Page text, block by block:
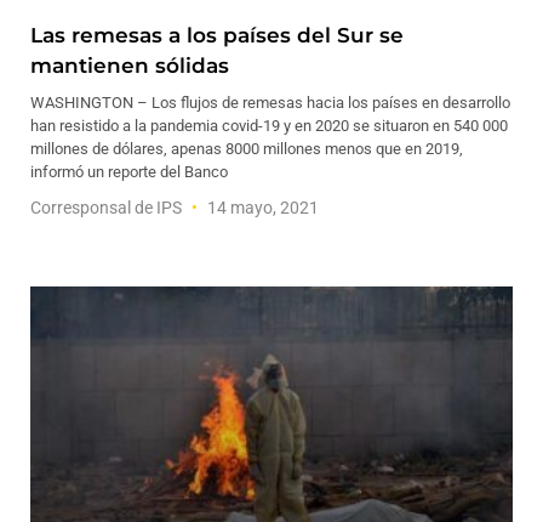
Las remesas a los países del Sur se
mantienen sólidas
WASHINGTON – Los flujos de remesas hacia los países en desarrollo
han resistido a la pandemia covid-19 y en 2020 se situaron en 540 000
millones de dólares, apenas 8000 millones menos que en 2019,
informó un reporte del Banco
Corresponsal de IPS 14 mayo, 2021